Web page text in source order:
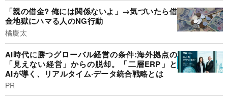
「親の借金? 俺には関係ないよ」→気づいたら借
金地獄にハマる人のNG行動
橘慶太
AI時代に勝つグローバル経営の条件:海外拠点の
「見えない経営」からの脱却。「二層ERP」と
AIが導く、リアルタイム·データ統合戦略とは
PR